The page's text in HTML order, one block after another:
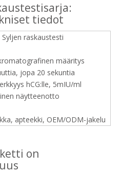
tiedot
Syljen raskaustesti
määritys
jopa 20 sekuntia
hCG:lle, 5mIU/ml
näytteenotto
apteekki, OEM/ODM-jakelu
on